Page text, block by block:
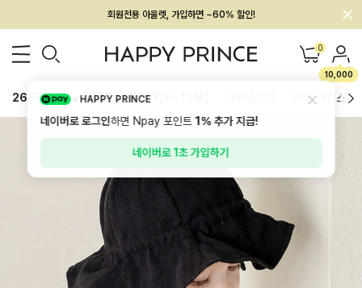
멤버십 최대 28,000원 혜택
0
10,000
26SS 신상 BEST BABY[6~12M] 하의/레깅스
HAPPY PRINCE
네이버로 로그인하면 Npay 포인트1%추가 지급!
네이버로 1초 가입하기